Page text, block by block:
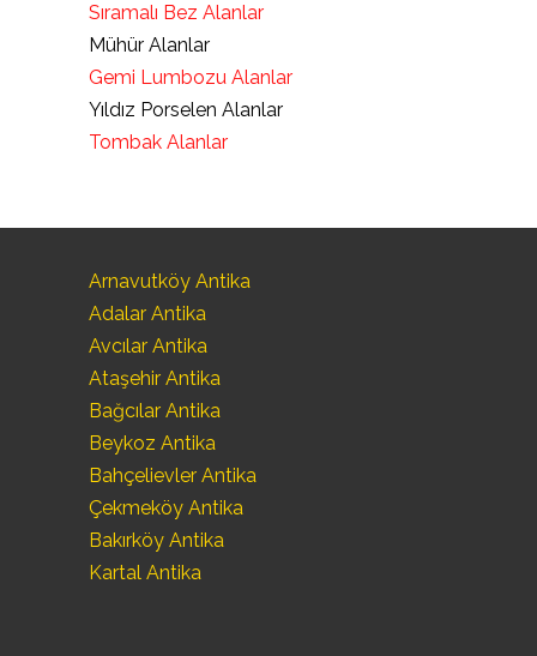
Sıramalı Bez Alanlar
Mühür Alanlar
Gemi Lumbozu Alanlar
Yıldız Porselen Alanlar
Tombak Alanlar
Arnavutköy Antika
Adalar Antika
Avcılar Antika
Ataşehir Antika
Bağcılar Antika
Beykoz Antika
Bahçelievler Antika
Çekmeköy Antika
Bakırköy Antika
Kartal Antika